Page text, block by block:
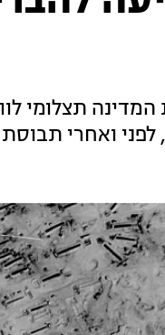
תצלומי
ואחרי